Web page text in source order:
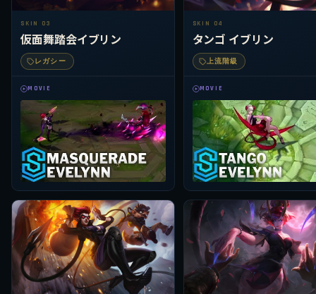
SKIN 03
仮面舞踏会イブリン
レガシー
MOVIE
SKIN 04
タンゴ イブリン
上流階級
MOVIE